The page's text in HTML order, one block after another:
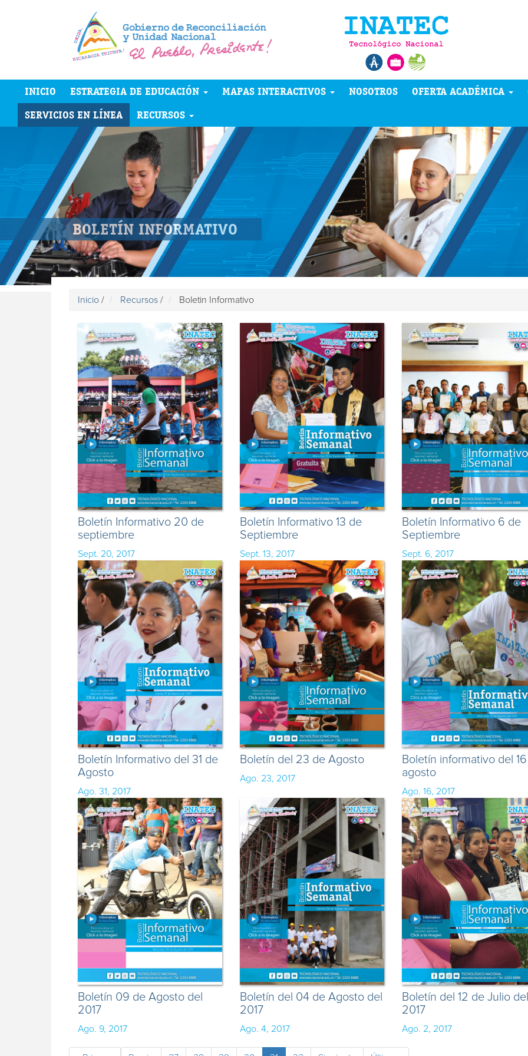
INICIO ESTRATEGIA DE EDUCACIÓN MAPAS INTERACTIVOS NOSOTROS OFERTA ACADÉMICA
SERVICIOS EN LÍNEA
RECURSOS
BOLETÍN INFORMATIVO
Inicio / Recursos / Boletin Informativo
Boletín Informativo 20 de
septiembre
Sept. 20, 2017
Boletín Informativo 13 de
Septiembre
Sept. 13, 2017
Boletín Informativo 6 de
Septiembre
Sept. 6, 2017
Boletín Informativo del 31 de
Agosto
Ago. 31, 2017
Boletín del 23 de Agosto
Ago. 23, 2017
Boletín informativo del
agosto
Ago. 16, 2017
Boletín 09 de Agosto del
2017
Ago. 9, 2017
Boletín del 04 de Agosto del
2017
Ago. 4, 2017
Boletín del 12 de Julio del
2017
Ago. 2, 2017